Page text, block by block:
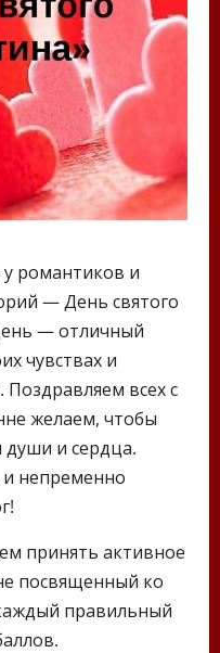
романтиков и
— День святого
— отличный
чувствах и
всех с
желаем, чтобы
души и сердца.
непременно
принять активное
посвященный ко
правильный